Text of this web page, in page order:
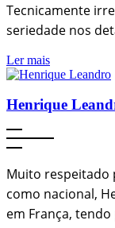
Tecnicamente
seriedade nos
Ler mais
Henrique
Muito respeitado
como nacional,
em França,